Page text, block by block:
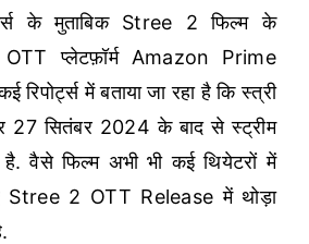
के मुताबिक Stree 2 फिल्म के
प्लेटफ़ॉर्म Amazon Prime
में बताया जा रहा है कि स्त्री
27 सितंबर 2024 के बाद से स्ट्रीम
वैसे फिल्म अभी भी कई थियेटरों में
Stree 2 OTT Release में थोड़ा